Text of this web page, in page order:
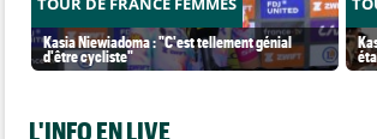
Kasia Niewiadoma : "C'est tellement génial
d'être cycliste"
L'INFO EN LIVE